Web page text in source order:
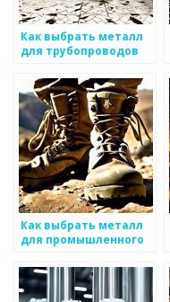
Как выбрать металл
для трубопроводов
Как выбрать металл
для промышленного